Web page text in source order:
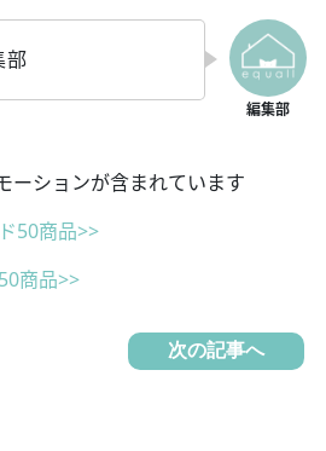
部
ーションが含まれています
50商品>>
商品>>
次の記事へ